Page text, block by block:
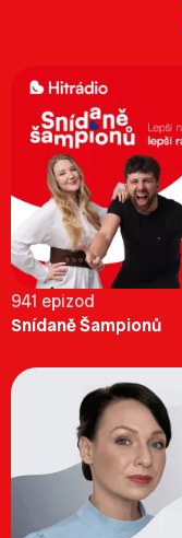
941 epizod
Snídaně Šampionů